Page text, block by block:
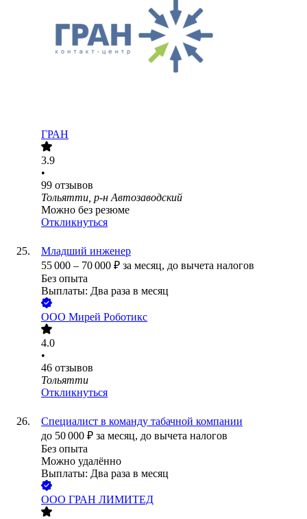
ГРАН
3.9
•
99 отзывов
Тольятти, р-н Автозаводский
Можно без резюме
Откликнуться
Младший инженер
55 000 – 70 000 ₽ за месяц, до вычета налогов
Без опыта
Выплаты: Два раза в месяц
ООО Мирей Роботикс
4.0
•
46 отзывов
Тольятти
Откликнуться
Специалист в команду табачной компании
до 50 000 ₽ за месяц, до вычета налогов
Без опыта
Можно удалённо
Выплаты: Два раза в месяц
ООО ГРАН ЛИМИТЕД